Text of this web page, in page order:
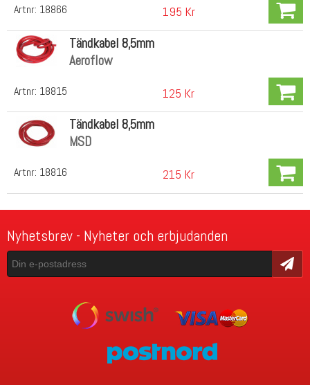
Artnr: 18866 195 Kr
Artnr: 18815
Tändkabel 8,5mm
Aeroflow
125 Kr
Artnr: 18816
Tändkabel 8,5mm
MSD
215 Kr
Nyhetsbrev - Nyheter och erbjudanden
Skicka